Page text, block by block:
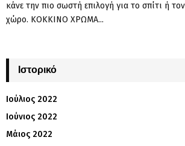
κάνε την πιο σωστή επιλογή για το σπίτι ή
χώρο. ΚΟΚΚΙΝΟ ΧΡΩΜΑ...
Ιστορικό
Ιούλιος 2022
Ιούνιος 2022
Μάιος 2022